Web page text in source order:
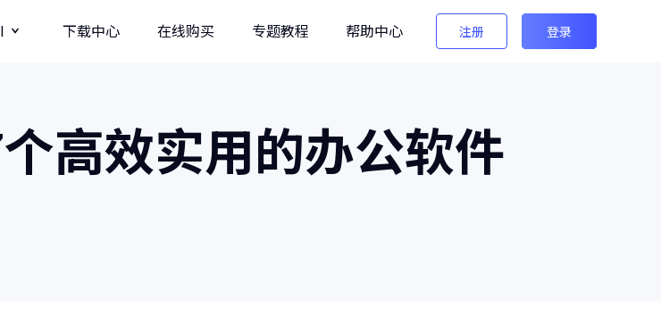
工具
/直播录制/课程模板
图法法AI图像检测
AI生图检测/AI换脸检测
牛学长图片增强API
下载中心 在线购买 专题教程 帮助中心 注册 登录
高效实用的办公软件